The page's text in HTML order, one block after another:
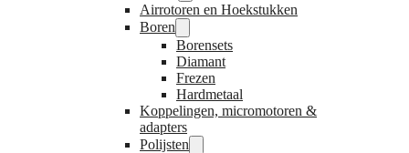
Airrotoren en Hoekstukken
Boren
Borensets
Diamant
Frezen
Hardmetaal
Koppelingen, micromotoren &
adapters
Polijsten